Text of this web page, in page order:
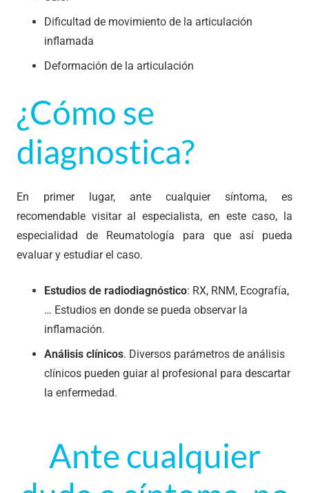
Dificultad de movimiento de la articulación
inflamada
Deformación de la articulación
¿Cómo se
diagnostica?
En primer lugar, ante cualquier síntoma, es
recomendable visitar al especialista, en este caso, la
especialidad de Reumatología para que así pueda
evaluar y estudiar el caso.
Estudios de radiodiagnóstico: RX, RNM, Ecografía,
… Estudios en donde se pueda observar la
inflamación.
Análisis clínicos. Diversos parámetros de análisis
clínicos pueden guiar al profesional para descartar
la enfermedad.
Ante cualquier